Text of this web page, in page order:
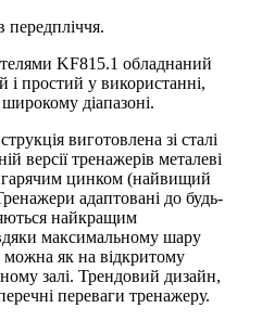
передпліччя.
KF815.1 обладнаний
простий у використанні,
діапазоні.
виготовлена ​​зі сталі
тренажерів металеві
гарячим цинком (найвищий
адаптовані до будь-
найкращим
максимальному шару
як на відкритому
залі. Трендовий дизайн,
переваги тренажеру.